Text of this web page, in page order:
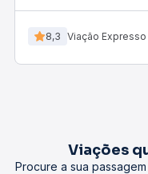
8,3 Viação Expresso
Viações
Procure a sua